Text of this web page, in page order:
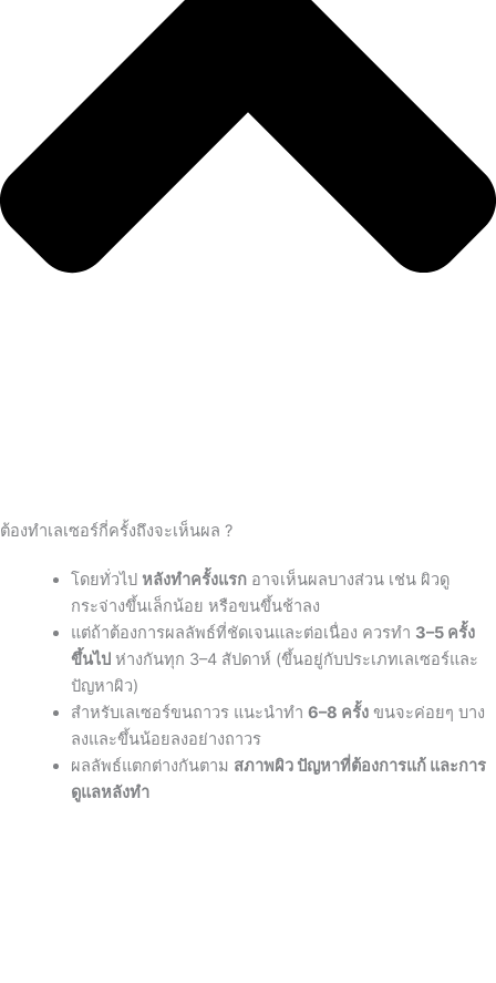
ต้องทำเลเซอร์กี่ครั้งถึงจะเห็นผล ?
โดยทั่วไป หลังทำครั้งแรกอาจเห็นผลบางส่วน เช่น ผิวดู
กระจ่างขึ้นเล็กน้อย หรือขนขึ้นช้าลง
แต่ถ้าต้องการผลลัพธ์ที่ชัดเจนและต่อเนื่อง ควรทำ 3–5 ครั้ง
ขึ้นไปห่างกันทุก 3–4 สัปดาห์ (ขึ้นอยู่กับประเภทเลเซอร์และ
ปัญหาผิว)
สำหรับเลเซอร์ขนถาวร แนะนำทำ 6–8 ครั้งขนจะค่อยๆ บาง
ลงและขึ้นน้อยลงอย่างถาวร
ผลลัพธ์แตกต่างกันตาม สภาพผิว ปัญหาที่ต้องการแก้ และการ
ดูแลหลังทำ